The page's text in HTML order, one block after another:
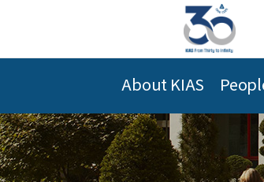
About KIAS